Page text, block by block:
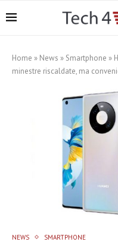
Home » News » Smartphone »
minestre riscaldate, ma
NEWS SMARTPHONE